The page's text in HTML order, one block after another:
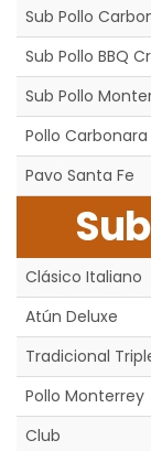
Sub Pollo
Sub Pollo BBQ
Sub Pollo
Pollo Carbonara
Pavo Santa Fe
Clásico Italiano
Atún Deluxe
Tradicional
Pollo Monterrey
Club